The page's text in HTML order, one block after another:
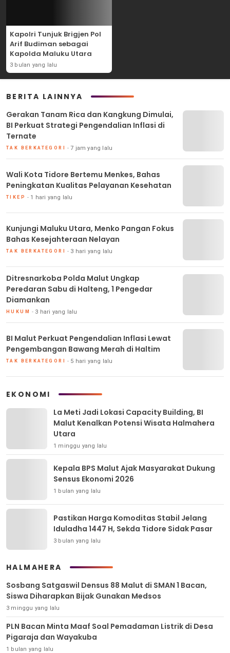
Kapolri Tunjuk Brigjen Pol
Arif Budiman sebagai
Kapolda Maluku Utara
3 bulan yang lalu
BERITA LAINNYA
Gerakan Tanam Rica dan Kangkung Dimulai,
BI Perkuat Strategi Pengendalian Inflasi di
Ternate
TAK BERKATEGORI 7 jam yang lalu
Wali Kota Tidore Bertemu Menkes, Bahas
Peningkatan Kualitas Pelayanan Kesehatan
TIKEP 1 hari yang lalu
Kunjungi Maluku Utara, Menko Pangan Fokus
Bahas Kesejahteraan Nelayan
TAK BERKATEGORI 3 hari yang lalu
Ditresnarkoba Polda Malut Ungkap
Peredaran Sabu di Halteng, 1 Pengedar
Diamankan
HUKUM 3 hari yang lalu
BI Malut Perkuat Pengendalian Inflasi Lewat
Pengembangan Bawang Merah di Haltim
TAK BERKATEGORI 5 hari yang lalu
EKONOMI
La Meti Jadi Lokasi Capacity Building, BI
Malut Kenalkan Potensi Wisata Halmahera
Utara
1 minggu yang lalu
Kepala BPS Malut Ajak Masyarakat Dukung
Sensus Ekonomi 2026
1 bulan yang lalu
Pastikan Harga Komoditas Stabil Jelang
Iduladha 1447 H, Sekda Tidore Sidak Pasar
3 bulan yang lalu
HALMAHERA
Sosbang Satgaswil Densus 88 Malut di SMAN 1 Bacan,
Siswa Diharapkan Bijak Gunakan Medsos
3 minggu yang lalu
PLN Bacan Minta Maaf Soal Pemadaman Listrik di Desa
Pigaraja dan Wayakuba
1 bulan yang lalu